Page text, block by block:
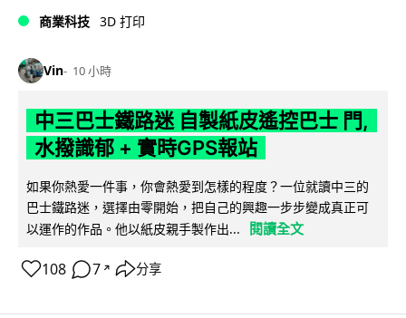
商業科技 3D 打印
Vin 10 小時
中三巴士鐵路迷 自製紙皮遙控巴士 門,
水撥識郁 + 實時GPS報站
如果你熱愛一件事，你會熱愛到怎樣的程度？一位就讀中三的
巴士鐵路迷，選擇由零開始，把自己的興趣一步步變成真正可
以運作的作品。他以紙皮親手製作出...
閱讀全文
108 7 ↗ 分享